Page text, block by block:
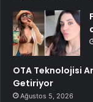
OTA Teknolojisi
Getiriyor
Ağustos 5, 2026